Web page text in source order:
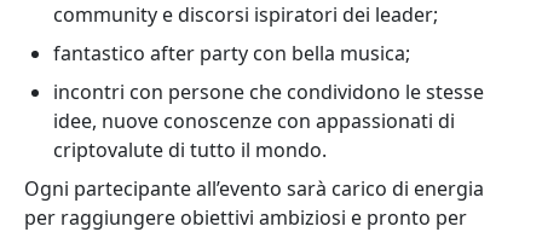
community e discorsi ispiratori dei leader;
fantastico after party con bella musica;
incontri con persone che condividono le stesse
idee, nuove conoscenze con appassionati di
criptovalute di tutto il mondo.
Ogni partecipante all’evento sarà carico di energia
per raggiungere obiettivi ambiziosi e pronto per